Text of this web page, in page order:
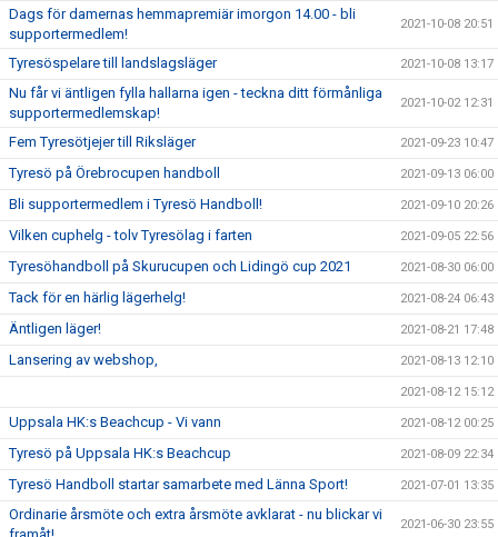
Dags för damernas hemmapremiär imorgon 14.00 - bli
supportermedlem!
2021-10-08 20:51
Tyresöspelare till landslagsläger 2021-10-08 13:17
Nu får vi äntligen fylla hallarna igen - teckna ditt förmånliga
supportermedlemskap!
2021-10-02 12:31
Fem Tyresötjejer till Riksläger 2021-09-23 10:47
Tyresö på Örebrocupen handboll 2021-09-13 06:00
Bli supportermedlem i Tyresö Handboll! 2021-09-10 20:26
Vilken cuphelg - tolv Tyresölag i farten 2021-09-05 22:56
Tyresöhandboll på Skurucupen och Lidingö cup 2021 2021-08-30 06:00
Tack för en härlig lägerhelg! 2021-08-24 06:43
Äntligen läger! 2021-08-21 17:48
Lansering av webshop, 2021-08-13 12:10
2021-08-12 15:12
Uppsala HK:s Beachcup - Vi vann 2021-08-12 00:25
Tyresö på Uppsala HK:s Beachcup 2021-08-09 22:34
Tyresö Handboll startar samarbete med Länna Sport! 2021-07-01 13:35
Ordinarie årsmöte och extra årsmöte avklarat - nu blickar vi
2021-06-30 23:55